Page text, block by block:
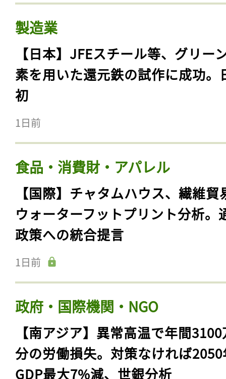
製造業
【日本】JFEスチール等、グリー
素を用いた還元鉄の試作に成功。
初
1日前
食品・消費財・アパレル
【国際】チャタムハウス、繊維貿
ウォーターフットプリント分析。
政策への統合提言
1日前
政府・国際機関・NGO
【南アジア】異常高温で年間
分の労働損失。対策なければ
GDP最大7%減、世銀分析